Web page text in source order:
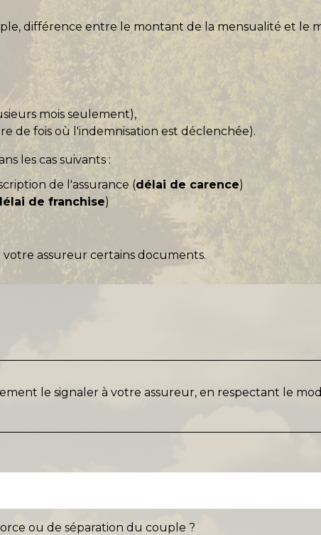
différence entre le montant de la mensualité et le
mois seulement),
de fois où l'indemnisation est déclenchée).
les cas suivants :
de l'assurance (délai de carence)
de franchise)
assureur certains documents.
le signaler à votre assureur, en respectant le
ou de séparation du couple ?